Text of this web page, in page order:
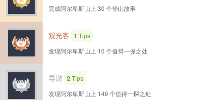
完成阿尔卑斯山上 30 个登山故事
观光客 1 Tips
发现阿尔卑斯山上 10 个值得一探之处
导游 2Tips
发现阿尔卑斯山上 149 个值得一探之处